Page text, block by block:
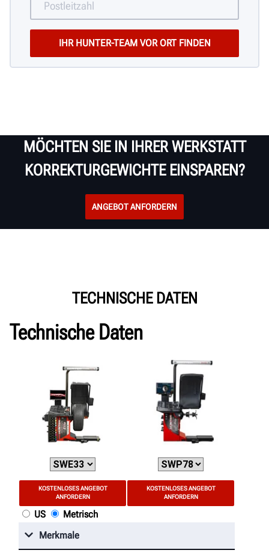
MÖCHTEN SIE IN IHRER WERKSTATT
KORREKTURGEWICHTE EINSPAREN?
ANGEBOT ANFORDERN
TECHNISCHE DATEN
Technische Daten
KOSTENLOSES ANGEBOT
ANFORDERN
KOSTENLOSES ANGEBOT
ANFORDERN
US
Metrisch
Merkmale